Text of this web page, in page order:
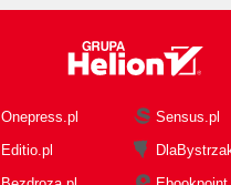
Onepress.pl
Sensus.pl
Editio.pl